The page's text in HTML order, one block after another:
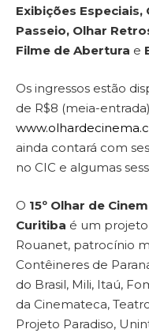
Exibições Especiais,
Passeio, Olhar
Filme de Abertura e
Os ingressos estão
de R$8 (meia-
ainda contará com
no CIC e algumas
O 15º Olhar de
Curitiba é um
Rouanet, patrocínio
Contêineres de
do Brasil, Mili, Itaú,
da Cinemateca,
Projeto Paradiso,